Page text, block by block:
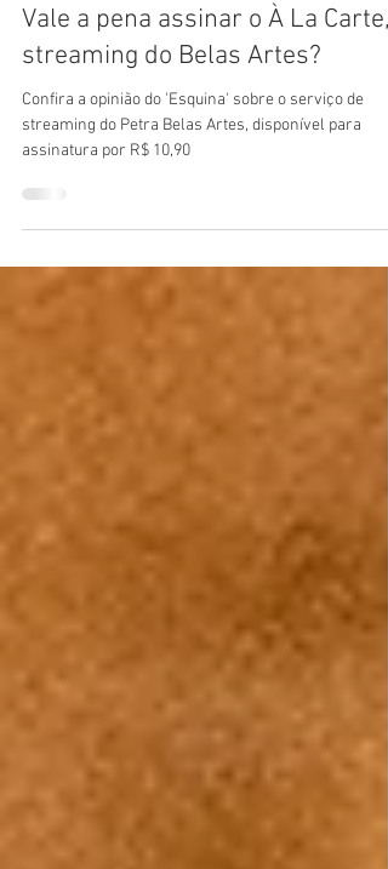
Matheus Mans
7 de abr. de 2020
3 min de leitura
Vale a pena assinar o À La Carte,
streaming do Belas Artes?
streaming do Petra Belas Artes, disponível para
assinatura por R$ 10,90